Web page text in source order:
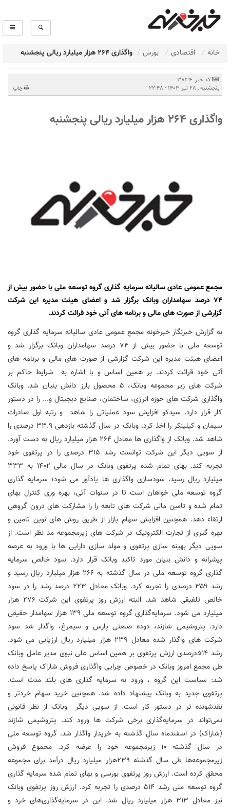
خانه اقتصادی بورس واگذاری 264 هزار میلیارد ریالی پنجشنبه
کد خبر: 3834
پنجشنبه , 28 تیر 1403 - 22:48
چاپ
واگذاری 264 هزار میلیارد ریالی پنجشنبه
مجمع عمومی عادی سالیانه سرمایه گذاری گروه توسعه ملی با حضور بیش از
74 درصد سهامداران وبانک برگزار شد و اعضای هیئت مدیره این شرکت
گزارشی از صورت های مالی و برنامه های آتی خود قرائت کردند.
به گزارش خبرنگار خبرخونه مجمع عمومی عادی سالیانه سرمایه گذاری گروه
توسعه ملی با حضور بیش از 74 درصد سهامداران وبانک برگزار شد و
اعضای هیئت مدیره این شرکت گزارشی از صورت های مالی و برنامه های
آتی خود قرائت کردند. بر همین اساس و با اشاره به شرایط حاکم بر
شرکت های زیر مجموعه وبانک، 5 محصول بارز دانش بنیان شد. وبانک
واگذاری شرکت های حوزه انرژی، ساختمان، صنایع دیجیتال و... را در دستور
کار قرار دارد. سیدکو افزایش سود عملیاتی را شاهد و رتبه اول صادرات
سیمان و کیلینکر را اخذ کرد. وبانک در سال گذشته بازدهی 33.9 درصدی را
شاهد شد. وبانک از واگذاری ها معادل ۲۶۴ هزار میلیارد ریال به دست آورد.
از سویی دیگر این شرکت توانست رشد ۳۱۵ درصدی را در پرتفوی خود
تجربه کند. بهای تمام شده پرتفوی وبانک در سال مالی ۱۴۰۲ به ۳۳۳
میلیارد ریال رسید. سودسازی واگذاری ها یادآور می شود؛ سرمایه گذاری
گروه توسعه ملی خواهان است تا در سنوات آتی، بهره وری کنترل بهای
تمام شده و تامین مالی شرکت های تابعه را را مشارکت های درون گروهی
ارتقاء دهد. همچنین افزایش سهام بازار از طریق روش های نوین تامین و
بهره گیری از تجارت الکترونیک در شرکت های زیرمجموعه مد نظر است. از
سویی دیگر بهینه سازی پرتفوی و مولد سازی دارایی ها با ورود به عرصه
پیشرانه و دانش بنیان مورد تاکید وبانک قرار دارد. سود خالص سرمایه
گذاری گروه توسعه ملی در سال گذشته به ۲۶۶ هزار میلیارد ریال رسید و
رشد ۳۵۹ درصدی را تجربه کرد. وبانک معادل ۲۲۳ درصد رشد را در سود
خالص تلفیقی شاهد شد. البته ارزش روز پرتفوی این شرکت ۲۷۶ هزار
میلیارد می شود. سرمایه‌گذاری گروه توسعه ملی ۱۳۹ هزار سهامدار حقیقی
دارد. پتروشیمی شازند، دوده صنعتی پارس و سیمرغ، واگذار شد‌ سود
شرکت های واگذار شده معادل ۲۳۹ هزار میلیارد ریال ارزیابی می شود.
رشد 514درصدی ارزش پرتفوی بر همین اساس علی نبوی مدیر عامل وبانک
طی مجمع امروز وبانک در خصوص چرایی واگذاری فروش شاراک پاسخ داده
شد: سیاست این گروه ، ورود به سرمایه گذاری های بلند مدت است.
پرتفوی جدید به وبانک پیشنهاد داده شد. همچنین خرید سهام خردتر و
نقدشونده تر در دستور کار است. از سویی دیگر وبانک از نظر قانونی
نمی‌تواند در سرمایه‌گذاری برخی شرکت ها ورود کند. پتروشیمی شازند
(شاراک) در اسفندماه سال گذشته به خریدار واگذار شد. گروه توسعه ملی
در سال گذشته ١٠ زیرمجموعه خود را عرضه کرد. مجموع فروش
زیرمجموعه‌ها طی سال گذشته ٢٣٩هزار میلیارد ریال درآمد برای مجموعه
محقق کرده است. ارزش روز پرتفوی بورسی و بهای تمام شده سرمایه گذاری
گروه توسعه ملی رشد ۵۱۴ درصدی را تجربه کرد. ارزش روز پرتفوی وبانک
نیز معادل ۳۱۳ هزار میلیارد ریال شد. این در سرمایه‌گذاری‌های خرد و